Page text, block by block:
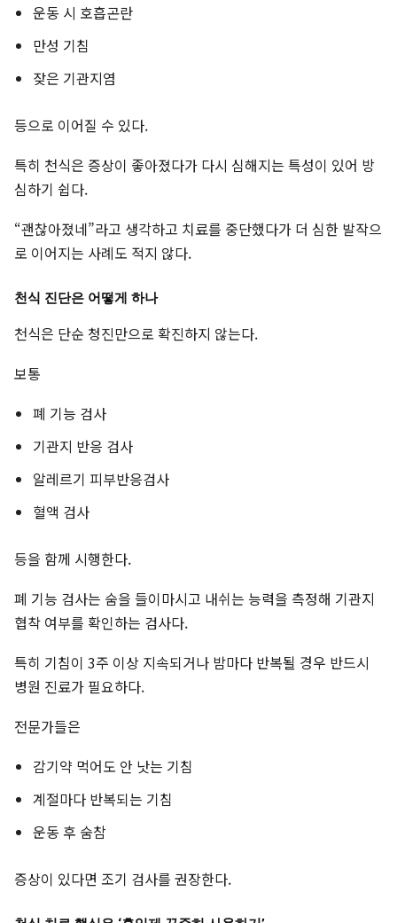
운동 시 호흡곤란
만성 기침
잦은 기관지염
등으로 이어질 수 있다.
특히 천식은 증상이 좋아졌다가 다시 심해지는 특성이 있어 방
심하기 쉽다.
“괜찮아졌네”라고 생각하고 치료를 중단했다가 더 심한 발작으
로 이어지는 사례도 적지 않다.
천식 진단은 어떻게 하나
천식은 단순 청진만으로 확진하지 않는다.
보통
폐 기능 검사
기관지 반응 검사
알레르기 피부반응검사
혈액 검사
등을 함께 시행한다.
폐 기능 검사는 숨을 들이마시고 내쉬는 능력을 측정해 기관지
협착 여부를 확인하는 검사다.
특히 기침이 3주 이상 지속되거나 밤마다 반복될 경우 반드시
병원 진료가 필요하다.
전문가들은
감기약 먹어도 안 낫는 기침
계절마다 반복되는 기침
운동 후 숨참
증상이 있다면 조기 검사를 권장한다.